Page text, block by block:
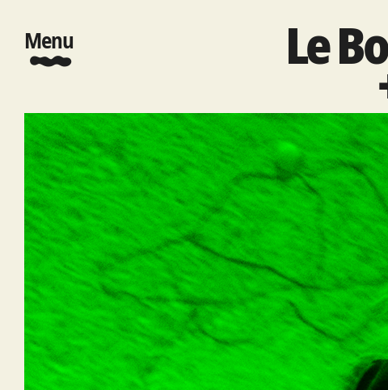
Menu Le